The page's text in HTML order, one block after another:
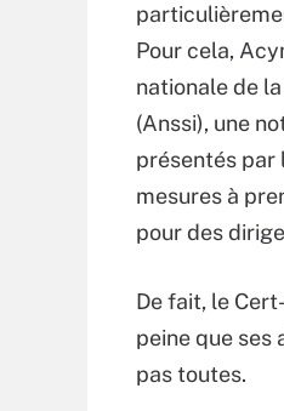
Pour cela,
nationale de
(Anssi), une
présentés par
mesures à
pour des
De fait, le
peine que
pas toutes.